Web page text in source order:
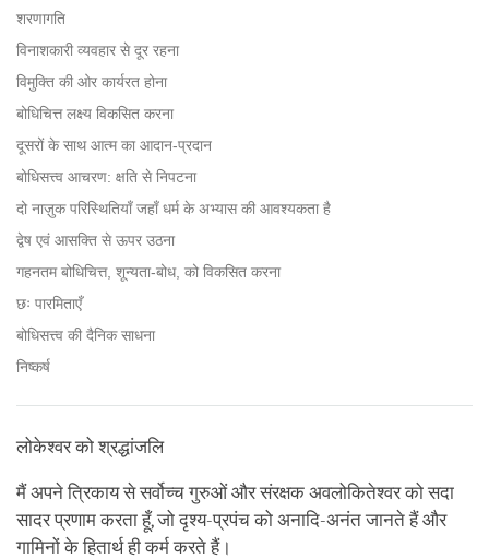
शरणागति
विनाशकारी व्यवहार से दूर रहना
विमुक्ति की ओर कार्यरत होना
बोधिचित्त लक्ष्य विकसित करना
दूसरों के साथ आत्म का आदान-प्रदान
बोधिसत्त्व आचरण: क्षति से निपटना
दो नाज़ुक परिस्थितियाँ जहाँ धर्म के अभ्यास की आवश्यकता है
द्वेष एवं आसक्ति से ऊपर उठना
गहनतम बोधिचित्त, शून्यता-बोध, को विकसित करना
छः पारमिताएँ
बोधिसत्त्व की दैनिक साधना
निष्कर्ष
लोकेश्वर को श्रद्धांजलि
मैं अपने त्रिकाय से सर्वोच्च गुरुओं और संरक्षक अवलोकितेश्वर को सदा
सादर प्रणाम करता हूँ, जो दृश्य-प्रपंच को अनादि-अनंत जानते हैं और
गामिनों के हितार्थ ही कर्म करते हैं।